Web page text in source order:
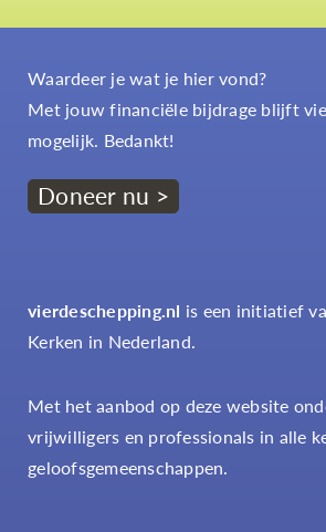
Waardeer je wat je hier vond?
Met jouw financiële bijdrage blijft
mogelijk. Bedankt!
Doneer nu >
vierdeschepping.nl is een initiatief
Kerken in Nederland.
Met het aanbod op deze website
vrijwilligers en professionals in alle
geloofsgemeenschappen.